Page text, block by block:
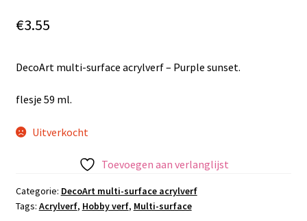
€3.55
DecoArt multi-surface acrylverf – Purple sunset.
flesje 59 ml.
Uitverkocht
Toevoegen aan verlanglijst
Categorie: DecoArt multi-surface acrylverf
Tags: Acrylverf, Hobby verf, Multi-surface